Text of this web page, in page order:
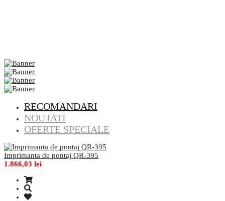
RECOMANDARI
NOUTATI
OFERTE SPECIALE
Imprimanta de pontaj QR-395
1.866,03 lei